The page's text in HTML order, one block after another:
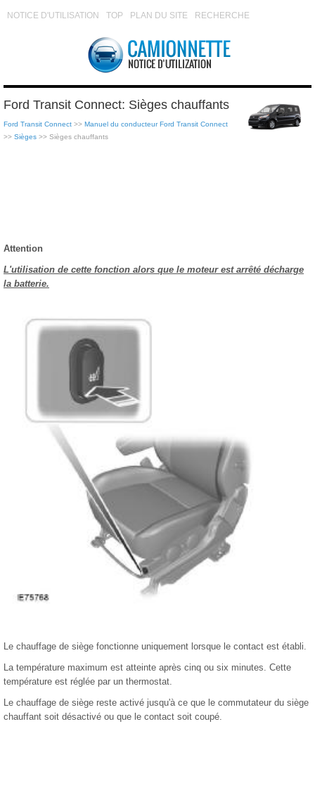
NOTICE D'UTILISATION TOP PLAN DU SITE RECHERCHE
Ford Transit Connect: Sièges chauffants
Ford Transit Connect >> Manuel du conducteur Ford Transit Connect
>> Sièges >> Sièges chauffants
Attention
L'utilisation de cette fonction alors que le moteur est arrêté décharge
la batterie.
Le chauffage de siège fonctionne uniquement lorsque le contact est établi.
La température maximum est atteinte après cinq ou six minutes. Cette
température est réglée par un thermostat.
Le chauffage de siège reste activé jusqu'à ce que le commutateur du siège
chauffant soit désactivé ou que le contact soit coupé.